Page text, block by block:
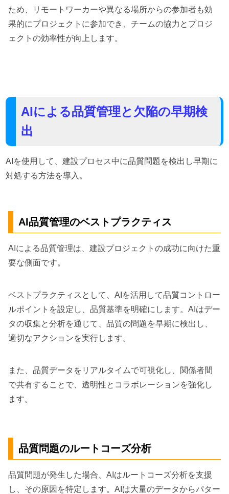
ため、リモートワーカーや異なる場所からの参加者も効
果的にプロジェクトに参加でき、チームの協力とプロジ
ェクトの効率性が向上します。
AIによる品質管理と欠陥の早期検
出
AIを使用して、建設プロセス中に品質問題を検出し早期に
対処する方法を導入。
AI品質管理のベストプラクティス
AIによる品質管理は、建設プロジェクトの成功に向けた重
要な側面です。
ベストプラクティスとして、AIを活用して品質コントロー
ルポイントを設定し、品質基準を明確にします。AIはデー
タの収集と分析を通じて、品質の問題を早期に検出し、
適切なアクションを実行します。
また、品質データをリアルタイムで可視化し、関係者間
で共有することで、透明性とコラボレーションを強化し
ます。
品質問題のルートコーズ分析
品質問題が発生した場合、AIはルートコーズ分析を支援
し、その原因を特定します。AIは大量のデータからパター